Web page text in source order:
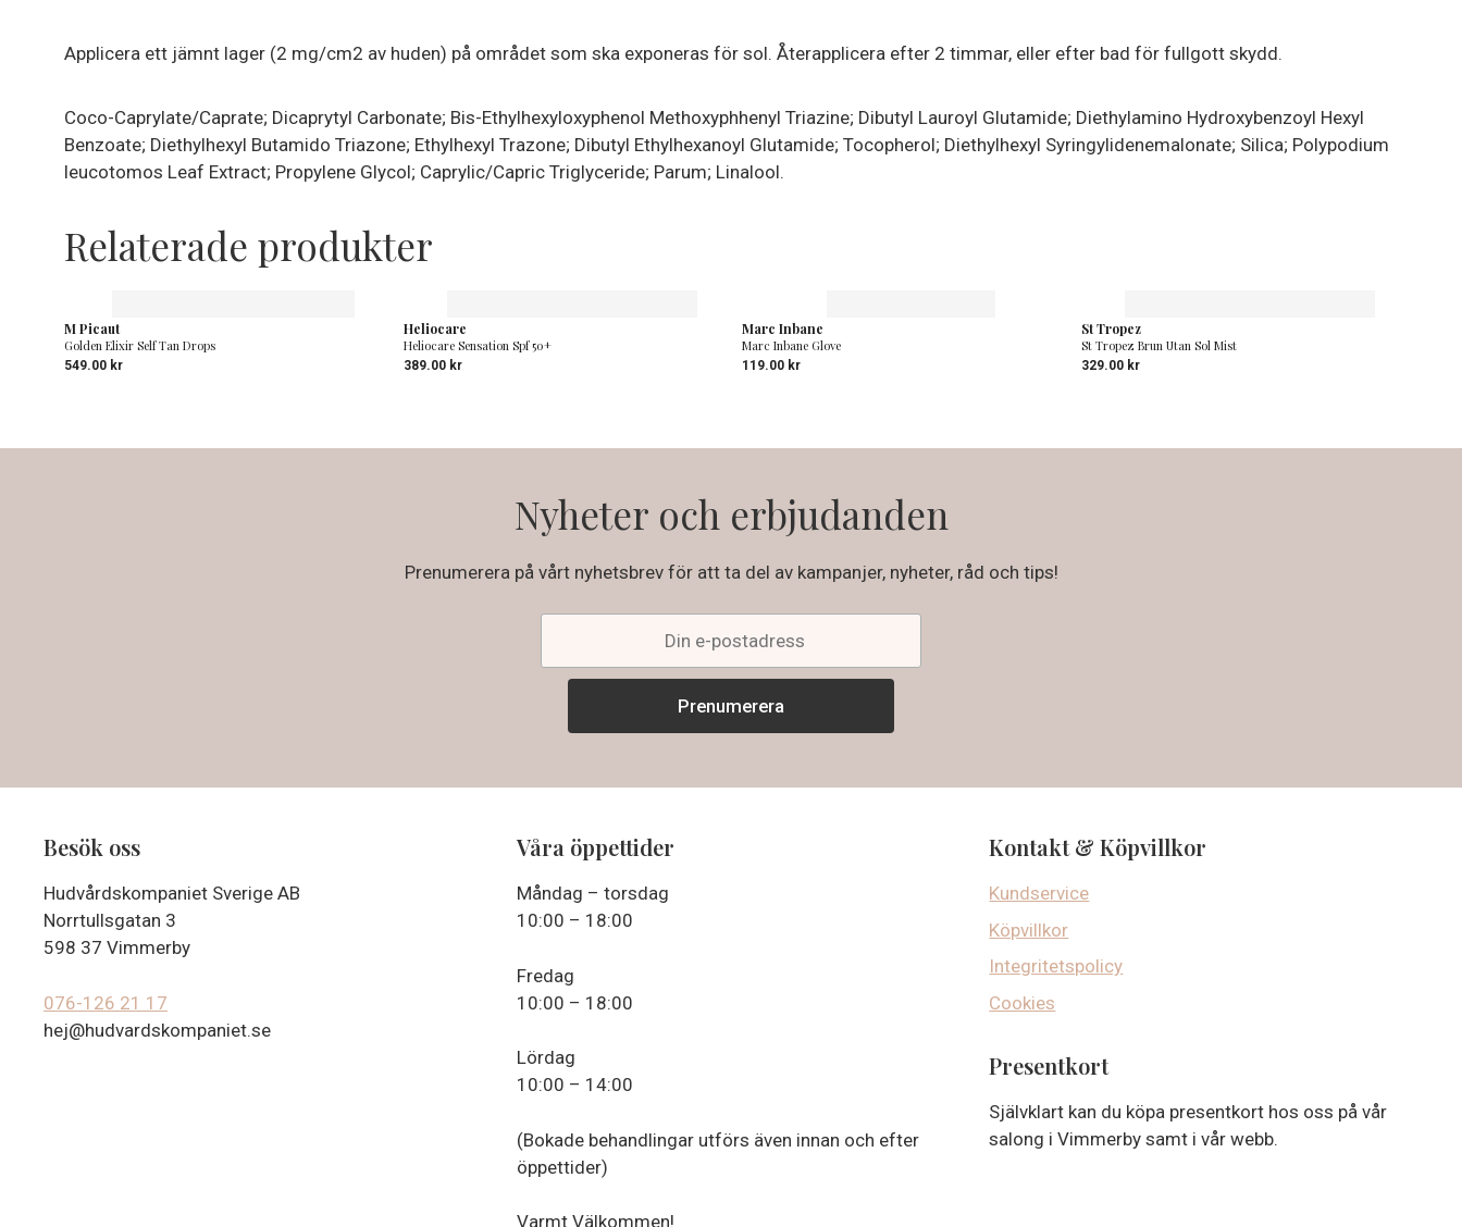
Applicera ett jämnt lager (2 mg/cm2 av huden) på området som ska exponeras för sol. Återapplicera efter 2 timmar, eller efter bad för fullgott skydd.
Coco-Caprylate/Caprate; Dicaprytyl Carbonate; Bis-Ethylhexyloxyphenol Methoxyphhenyl Triazine; Dibutyl Lauroyl Glutamide; Diethylamino Hydroxybenzoyl Hexyl
Benzoate; Diethylhexyl Butamido Triazone; Ethylhexyl Trazone; Dibutyl Ethylhexanoyl Glutamide; Tocopherol; Diethylhexyl Syringylidenemalonate; Silica; Polypodium
leucotomos Leaf Extract; Propylene Glycol; Caprylic/Capric Triglyceride; Parum; Linalool.
Relaterade produkter
M Picaut
Golden Elixir Self Tan Drops
549.00 kr
Heliocare
Heliocare Sensation Spf 50+
389.00 kr
Marc Inbane
Marc Inbane Glove
119.00 kr
St Tropez
St Tropez Brun Utan Sol Mist
329.00 kr
Nyheter och erbjudanden
Prenumerera på vårt nyhetsbrev för att ta del av kampanjer, nyheter, råd och tips!
Besök oss
Hudvårdskompaniet Sverige AB
Norrtullsgatan 3
598 37 Vimmerby
076-126 21 17
hej@hudvardskompaniet.se
Våra öppettider
Måndag – torsdag
10:00 – 18:00
Fredag
10:00 – 18:00
Lördag
10:00 – 14:00
(Bokade behandlingar utförs även innan och efter
öppettider)
Varmt Välkommen!
Kontakt & Köpvillkor
Kundservice
Köpvillkor
Integritetspolicy
Cookies
Presentkort
Självklart kan du köpa presentkort hos oss på vår
salong i Vimmerby samt i vår webb.